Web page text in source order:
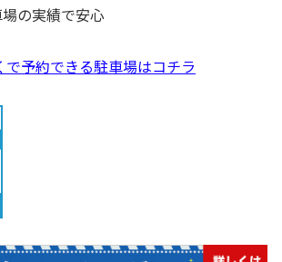
の実績で安心
予約できる駐車場はコチラ